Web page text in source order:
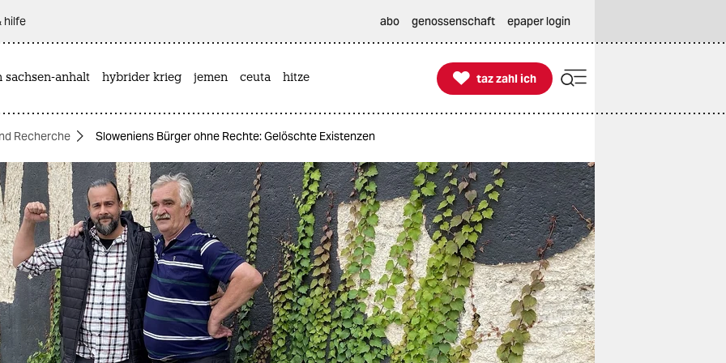
hilfe abo genossenschaft epaper login
sachsen-anhalt hybrider krieg jemen ceuta hitze 
taz zahl ich
taz zahl ich
Recherche Sloweniens Bürger ohne Rechte: Gelöschte Existenzen